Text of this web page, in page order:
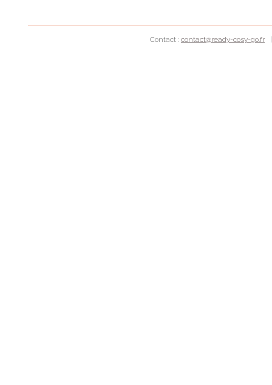
Contact : contact@ready-cosy-go.fr